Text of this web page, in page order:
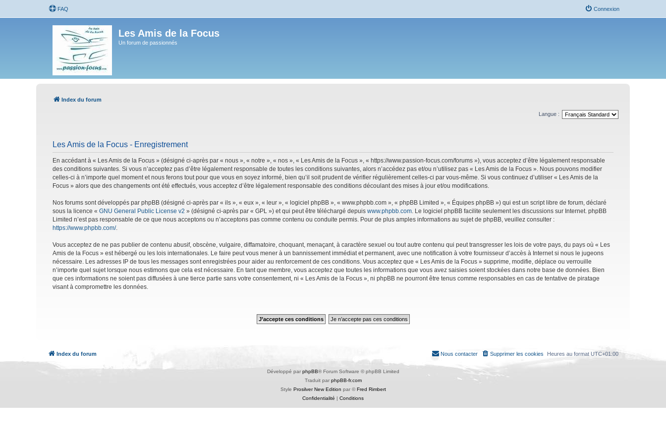
FAQ Connexion
Les Amis de la Focus
Un forum de passionnés
Index du forum
Langue :
Les Amis de la Focus - Enregistrement
En accédant à « Les Amis de la Focus » (désigné ci-après par « nous », « notre », « nos », « Les Amis de la Focus », « https://www.passion-focus.com/forums »), vous acceptez d’être légalement responsable
des conditions suivantes. Si vous n’acceptez pas d’être légalement responsable de toutes les conditions suivantes, alors n’accédez pas et/ou n’utilisez pas « Les Amis de la Focus ». Nous pouvons modifier
celles-ci à n’importe quel moment et nous ferons tout pour que vous en soyez informé, bien qu’il soit prudent de vérifier régulièrement celles-ci par vous-même. Si vous continuez d’utiliser « Les Amis de la
Focus » alors que des changements ont été effectués, vous acceptez d’être légalement responsable des conditions découlant des mises à jour et/ou modifications.
Nos forums sont développés par phpBB (désigné ci-après par « ils », « eux », « leur », « logiciel phpBB », « www.phpbb.com », « phpBB Limited », « Équipes phpBB ») qui est un script libre de forum, déclaré
sous la licence « GNU General Public License v2 » (désigné ci-après par « GPL ») et qui peut être téléchargé depuis www.phpbb.com . Le logiciel phpBB facilite seulement les discussions sur Internet. phpBB
Limited n’est pas responsable de ce que nous acceptons ou n’acceptons pas comme contenu ou conduite permis. Pour de plus amples informations au sujet de phpBB, veuillez consulter :
https://www.phpbb.com/.
Vous acceptez de ne pas publier de contenu abusif, obscène, vulgaire, diffamatoire, choquant, menaçant, à caractère sexuel ou tout autre contenu qui peut transgresser les lois de votre pays, du pays où « Les
Amis de la Focus » est hébergé ou les lois internationales. Le faire peut vous mener à un bannissement immédiat et permanent, avec une notification à votre fournisseur d’accès à Internet si nous le jugeons
nécessaire. Les adresses IP de tous les messages sont enregistrées pour aider au renforcement de ces conditions. Vous acceptez que « Les Amis de la Focus » supprime, modifie, déplace ou verrouille
n’importe quel sujet lorsque nous estimons que cela est nécessaire. En tant que membre, vous acceptez que toutes les informations que vous avez saisies soient stockées dans notre base de données. Bien
que ces informations ne soient pas diffusées à une tierce partie sans votre consentement, ni « Les Amis de la Focus », ni phpBB ne pourront être tenus comme responsables en cas de tentative de piratage
visant à compromettre les données.
Index du forum Heures au format UTC+01:00
Supprimer les cookies
Nous contacter
Développé par phpBB® Forum Software © phpBB Limited
Traduit par phpBB-fr.com
Style Prosilver New Edition par ©Fred Rimbert
Confidentialité | Conditions